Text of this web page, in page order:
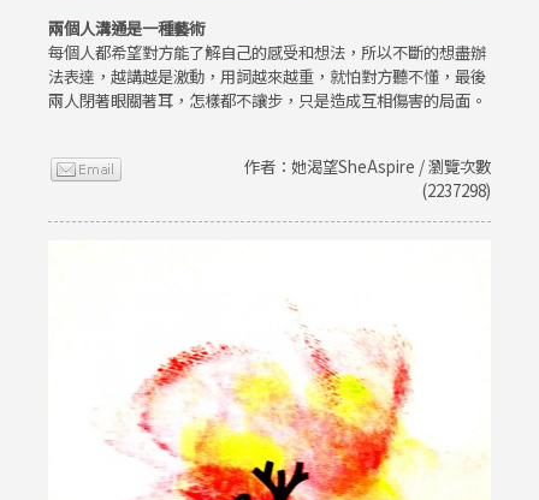
兩個人溝通是一種藝術
每個人都希望對方能了解自己的感受和想法，所以不斷的想盡辦
法表達，越講越是激動，用詞越來越重，就怕對方聽不懂，最後
兩人閉著眼關著耳，怎樣都不讓步，只是造成互相傷害的局面。
作者：她渴望SheAspire / 瀏覽次數
(2237298)